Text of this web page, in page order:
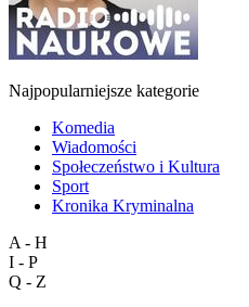
Najpopularniejsze kategorie
Komedia
Wiadomości
Społeczeństwo i Kultura
Sport
Kronika Kryminalna
A - H
I - P
Q - Z